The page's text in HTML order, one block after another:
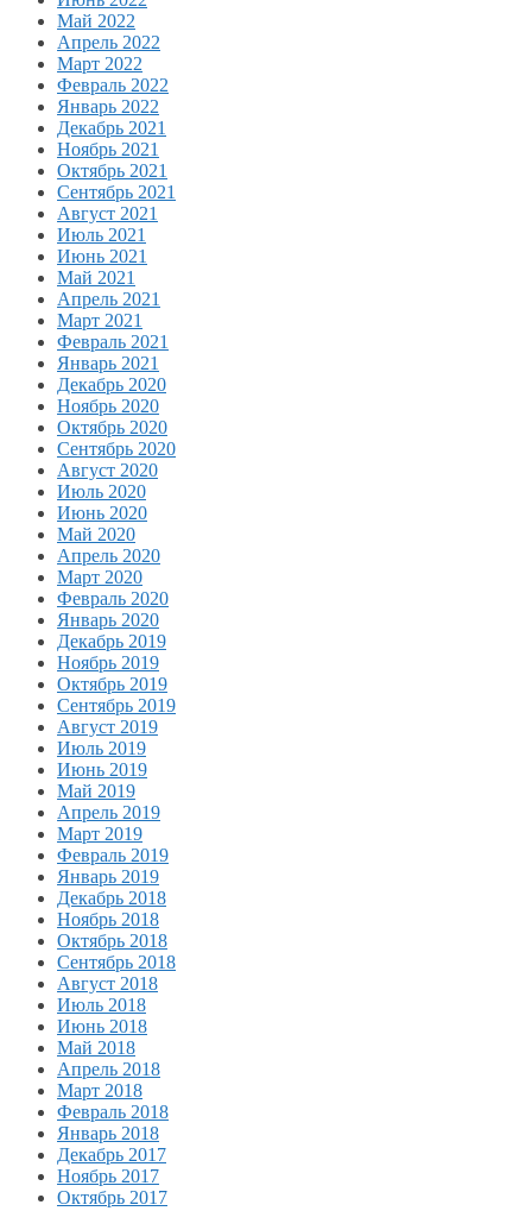
Май 2022
Апрель 2022
Март 2022
Февраль 2022
Январь 2022
Декабрь 2021
Ноябрь 2021
Октябрь 2021
Сентябрь 2021
Август 2021
Июль 2021
Июнь 2021
Май 2021
Апрель 2021
Март 2021
Февраль 2021
Январь 2021
Декабрь 2020
Ноябрь 2020
Октябрь 2020
Сентябрь 2020
Август 2020
Июль 2020
Июнь 2020
Май 2020
Апрель 2020
Март 2020
Февраль 2020
Январь 2020
Декабрь 2019
Ноябрь 2019
Октябрь 2019
Сентябрь 2019
Август 2019
Июль 2019
Июнь 2019
Май 2019
Апрель 2019
Март 2019
Февраль 2019
Январь 2019
Декабрь 2018
Ноябрь 2018
Октябрь 2018
Сентябрь 2018
Август 2018
Июль 2018
Июнь 2018
Май 2018
Апрель 2018
Март 2018
Февраль 2018
Январь 2018
Декабрь 2017
Ноябрь 2017
Октябрь 2017